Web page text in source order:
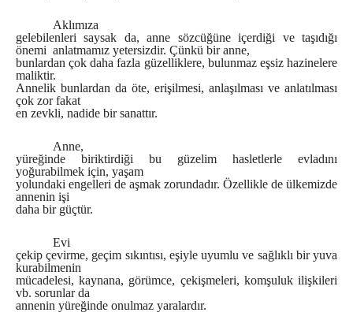
Aklımıza
gelebilenleri saysak da, anne sözcüğüne içerdiği ve taşıdığı
önemi anlatmamız yetersizdir. Çünkü bir anne,
bunlardan çok daha fazla güzelliklere, bulunmaz eşsiz hazinelere
maliktir.
Annelik bunlardan da öte, erişilmesi, anlaşılması ve anlatılması
çok zor fakat
en zevkli, nadide bir sanattır.
Anne,
yüreğinde biriktirdiği bu güzelim hasletlerle evladını
yoğurabilmek için, yaşam
yolundaki engelleri de aşmak zorundadır. Özellikle de ülkemizde
annenin işi
daha bir güçtür.
Evi
çekip çevirme, geçim sıkıntısı, eşiyle uyumlu ve sağlıklı bir yuva
kurabilmenin
mücadelesi, kaynana, görümce, çekişmeleri, komşuluk ilişkileri
vb. sorunlar da
annenin yüreğinde onulmaz yaralardır.